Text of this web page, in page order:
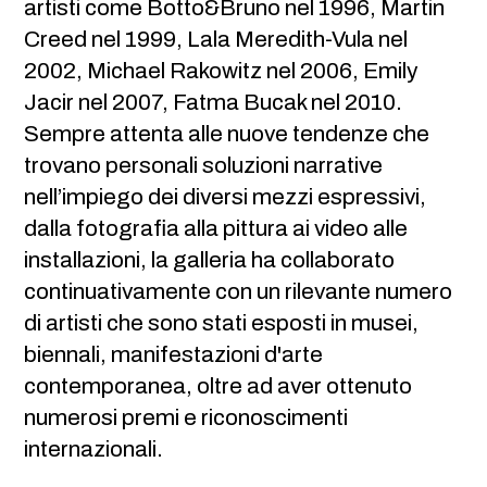
artisti come Botto&Bruno nel 1996, Martin
Creed nel 1999, Lala Meredith-Vula nel
2002, Michael Rakowitz nel 2006, Emily
Jacir nel 2007, Fatma Bucak nel 2010.
Sempre attenta alle nuove tendenze che
trovano personali soluzioni narrative
nell’impiego dei diversi mezzi espressivi,
dalla fotografia alla pittura ai video alle
installazioni, la galleria ha collaborato
continuativamente con un rilevante numero
di artisti che sono stati esposti in musei,
biennali, manifestazioni d'arte
contemporanea, oltre ad aver ottenuto
numerosi premi e riconoscimenti
internazionali.